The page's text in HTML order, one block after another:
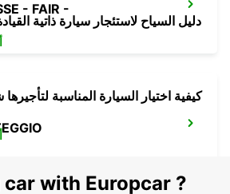
- FAIR -
دليل السياح لاستئجار سيارة ذاتية
كيفية اختيار السيارة المناسبة
with Europcar ?